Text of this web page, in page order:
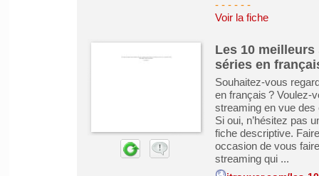
- - - - --
Voir la fiche
Les 10
séries en
Souhaitez-vous
en français ? Voulez-
streaming en vue
Si oui, n’hésitez pas
fiche descriptive.
occasion de vous
streaming qui ...